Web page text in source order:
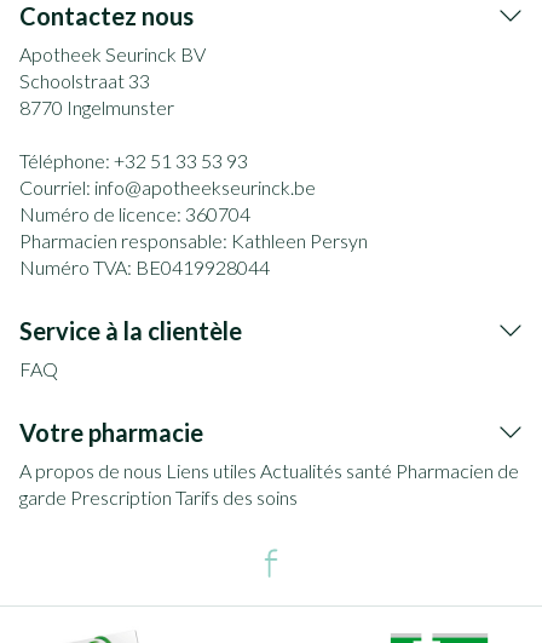
Contactez nous
Apotheek Seurinck BV
Schoolstraat 33
8770 Ingelmunster
Téléphone: +32 51 33 53 93
Courriel: info@apotheekseurinck.be
Numéro de licence: 360704
Pharmacien responsable: Kathleen Persyn
Numéro TVA: BE0419928044
Service à la clientèle
FAQ
Votre pharmacie
A propos de nous Liens utiles Actualités santé Pharmacien de
garde Prescription Tarifs des soins